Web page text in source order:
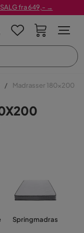
fra 649,- →
Madrasser 180x200
Springmadras